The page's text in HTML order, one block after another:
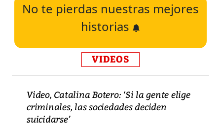
No te pierdas nuestras mejores
historias
VIDEOS
Video, Catalina Botero: ‘Si la gente elige
criminales, las sociedades deciden
suicidarse’